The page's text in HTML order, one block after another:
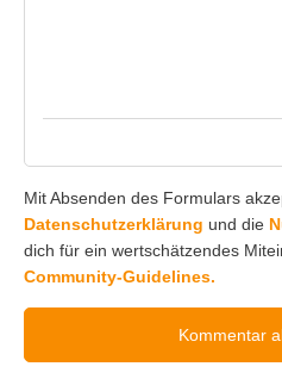
Mit Absenden des Formulars
Datenschutzerklärung und die
dich für ein wertschätzendes
Community-Guidelines.